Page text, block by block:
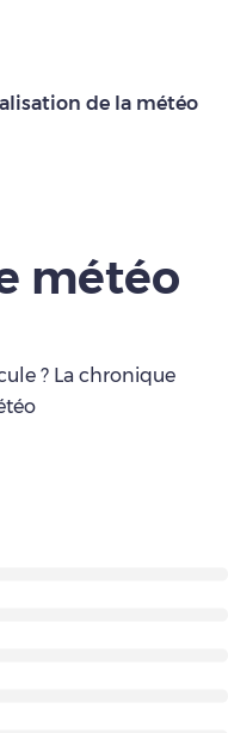
de la météo
météo
? La chronique